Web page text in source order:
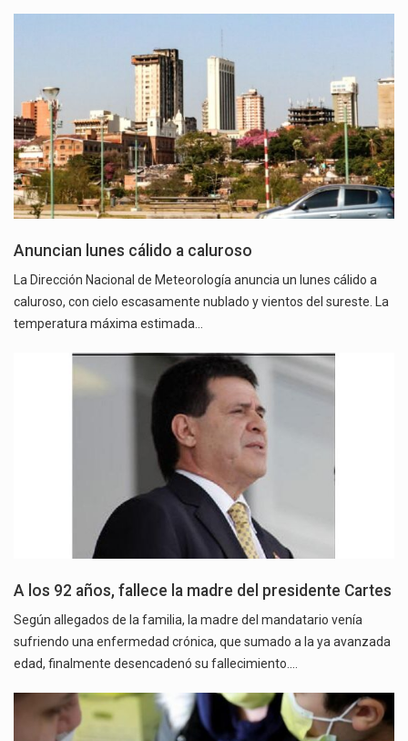
Anuncian lunes cálido a caluroso
La Dirección Nacional de Meteorología anuncia un lunes cálido a
caluroso, con cielo escasamente nublado y vientos del sureste. La
temperatura máxima estimada…
A los 92 años, fallece la madre del presidente Cartes
Según allegados de la familia, la madre del mandatario venía
sufriendo una enfermedad crónica, que sumado a la ya avanzada
edad, finalmente desencadenó su fallecimiento.…